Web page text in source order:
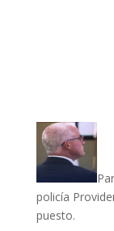
policía
puesto.